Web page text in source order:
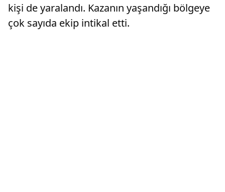
kişi de yaralandı. Kazanın yaşandığı bölgeye
çok sayıda ekip intikal etti.